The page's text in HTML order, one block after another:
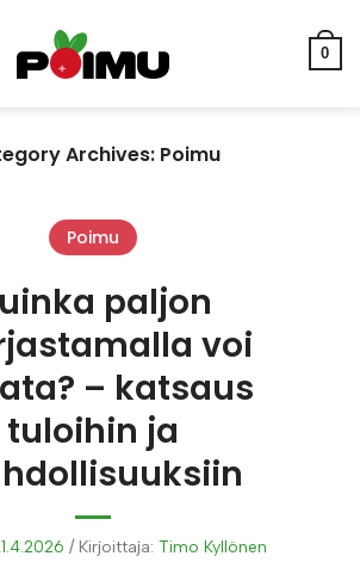
0
Archives: Poimu
Poimu
paljon
voi
– katsaus
tuloihin ja
/ Kirjoittaja: Timo Kyllönen